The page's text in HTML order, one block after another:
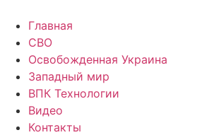
Главная
СВО
Освобожденная Украина
Западный мир
ВПК Технологии
Видео
Контакты